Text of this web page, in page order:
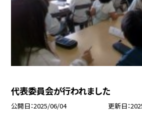
代表委員会が行われました
公開日 2025/06/04 更新日